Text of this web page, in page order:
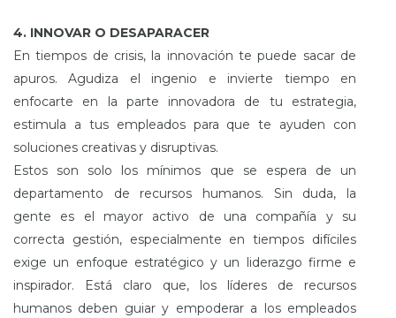
4. INNOVAR O DESAPARACER
En tiempos de crisis, la innovación te puede sacar de
apuros. Agudiza el ingenio e invierte tiempo en
enfocarte en la parte innovadora de tu estrategia,
estimula a tus empleados para que te ayuden con
soluciones creativas y disruptivas.
Estos son solo los mínimos que se espera de un
departamento de recursos humanos. Sin duda, la
gente es el mayor activo de una compañía y su
correcta gestión, especialmente en tiempos difíciles
exige un enfoque estratégico y un liderazgo firme e
inspirador. Está claro que, los líderes de recursos
humanos deben guiar y empoderar a los empleados